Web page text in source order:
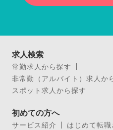
求人検索
常勤求人から探す
非常勤（アルバイト）求人か
スポット求人から探す
初めての方へ
サービス紹介
はじめて転